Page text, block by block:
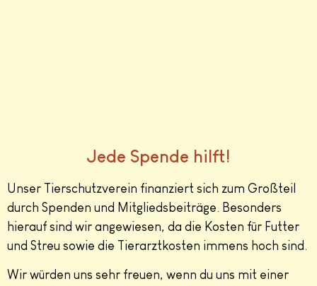
Jede Spende hilft!
Unser Tierschutzverein finanziert sich zum Großteil
durch Spenden und Mitgliedsbeiträge. Besonders
hierauf sind wir angewiesen, da die Kosten für Futter
und Streu sowie die Tierarztkosten immens hoch sind.
Wir würden uns sehr freuen, wenn du uns mit einer